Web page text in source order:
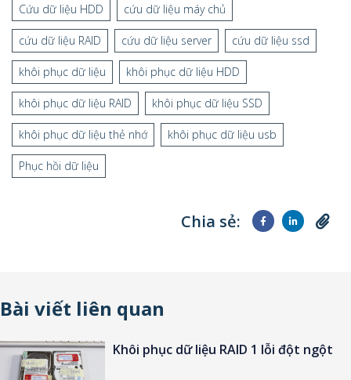
Cứu dữ liệu HDD cứu dữ liệu máy chủ
cứu dữ liệu RAID cứu dữ liệu server cứu dữ liệu ssd
khôi phục dữ liệu khôi phục dữ liệu HDD
khôi phục dữ liệu RAID khôi phục dữ liệu SSD
khôi phục dữ liệu thẻ nhớ khôi phục dữ liệu usb
Phục hồi dữ liệu
Chia sẻ:
Bài viết liên quan
Khôi phục dữ liệu RAID 1 lỗi đột ngột